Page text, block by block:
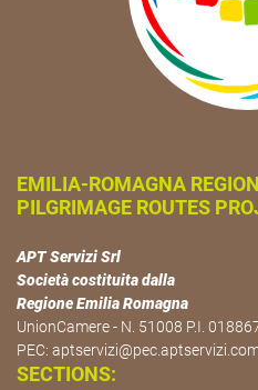
EMILIA-ROMAGNA
PILGRIMAGE ROUTES
APT Servizi Srl
Società costituita dalla
Regione Emilia Romagna
UnionCamere - N. 51008 P.I.
PEC:
SECTIONS: